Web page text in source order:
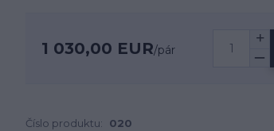
1 030,00 EUR/pár
Číslo produktu: 020